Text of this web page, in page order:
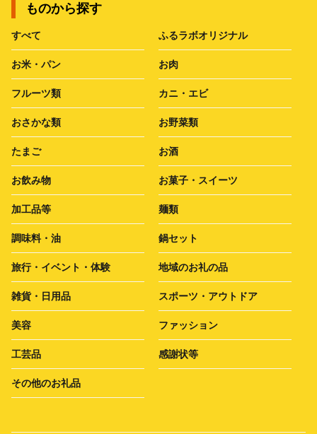
ものから探す
すべて ふるラボオリジナル
お米・パン お肉
フルーツ類 カニ・エビ
おさかな類 お野菜類
たまご お酒
お飲み物 お菓子・スイーツ
加工品等 麺類
調味料・油 鍋セット
旅行・イベント・体験 地域のお礼の品
雑貨・日用品 スポーツ・アウトドア
美容 ファッション
工芸品 感謝状等
その他のお礼品